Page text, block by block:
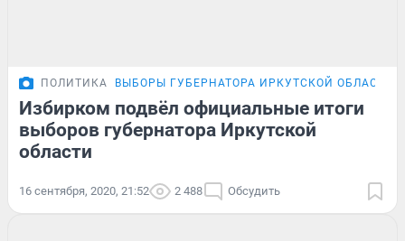
ПОЛИТИКА ВЫБОРЫ ГУБЕРНАТОРА ИРКУТСКОЙ ОБЛАСТИ
Избирком подвёл официальные итоги
выборов губернатора Иркутской
области
16 сентября, 2020, 21:52 2 488 Обсудить